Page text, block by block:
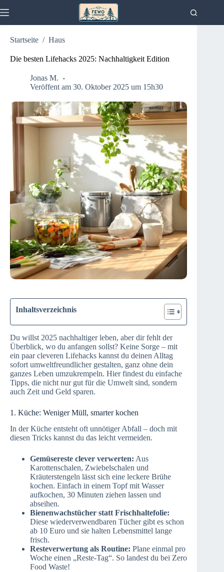
Inhalt
Startseite / Haus
Die besten Lifehacks 2025: Nachhaltigkeit Edition
Jonas M.
Veröffent am 30. Oktober 2025 um 15h30
Inhaltsverzeichnis
Du willst 2025 nachhaltiger leben, aber dir fehlt der
Überblick, wo du anfangen sollst? Keine Sorge – mit
ein paar cleveren Lifehacks kannst du deinen Alltag
sofort umweltfreundlicher gestalten, ganz ohne dein
ganzes Leben umzukrempeln. Hier findest du einfache
Tipps, die nicht nur gut für die Umwelt sind, sondern
auch Zeit und Geld sparen.
1. Küche: Weniger Müll, smarter kochen
In der Küche entsteht oft unnötiger Abfall – doch mit
diesen Tricks kannst du das leicht vermeiden.
Gemüsereste clever verwerten: Aus
Karottenschalen, Zwiebelschalen und
Kräuterstengeln lässt sich eine leckere Brühe
kochen. Einfach in einem Topf mit Wasser
aufkochen, 30 Minuten ziehen lassen und
abseihen.
Bienenwachstücher statt Frischhaltefolie:
Diese wiederverwendbaren Tücher gibt es schon
ab 10 Euro und sie halten Lebensmittel lange
frisch.
Resteverwertung als Routine: Plane einmal pro
Woche einen „Reste-Tag“. So landest du bei Zero
Food Waste!